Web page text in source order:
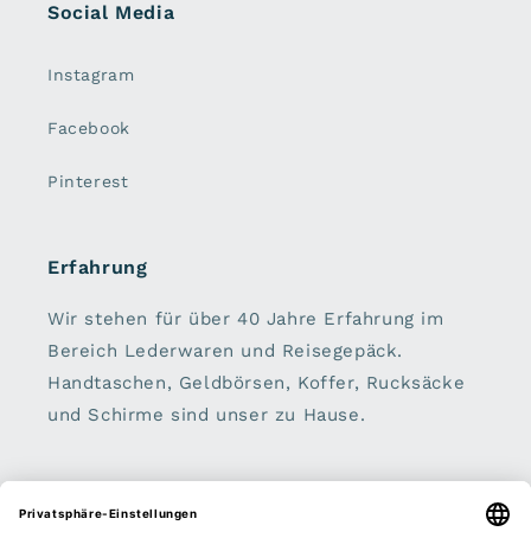
Social Media
Instagram
Facebook
Pinterest
Erfahrung
Wir stehen für über 40 Jahre Erfahrung im
Bereich Lederwaren und Reisegepäck.
Handtaschen, Geldbörsen, Koffer, Rucksäcke
und Schirme sind unser zu Hause.